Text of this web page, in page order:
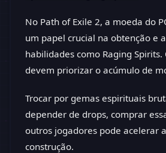
No Path of Exile 2, a moeda do
um papel crucial na obtenção e
habilidades como Raging Spirits.
devem priorizar o acúmulo de
Trocar por gemas espirituais
depender de drops, comprar
outros jogadores pode acelerar
construção.